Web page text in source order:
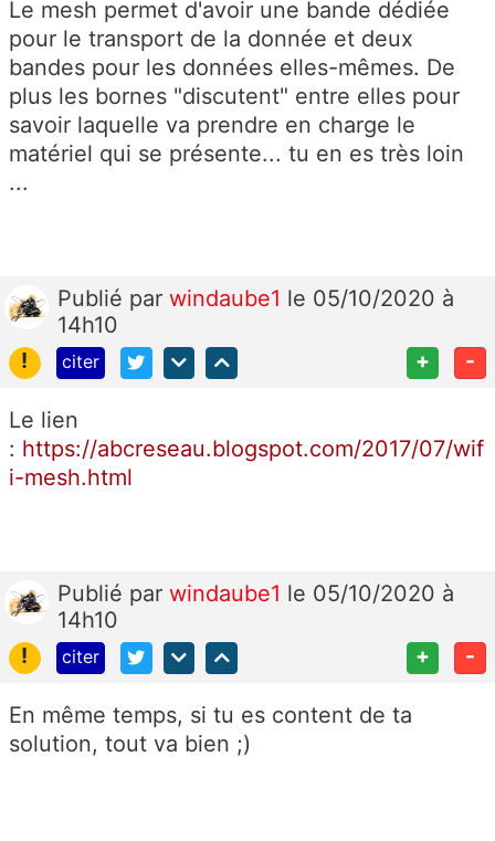
Le mesh permet d'avoir une bande dédiée
pour le transport de la donnée et deux
bandes pour les données elles-mêmes. De
plus les bornes "discutent" entre elles pour
savoir laquelle va prendre en charge le
matériel qui se présente... tu en es très loin
...
Publié par windaube1 le 05/10/2020 à
14h10
!
citer + -
Le lien
: https://abcreseau.blogspot.com/2017/07/wif
i-mesh.html
Publié par windaube1 le 05/10/2020 à
14h10
!
citer + -
En même temps, si tu es content de ta
solution, tout va bien ;)